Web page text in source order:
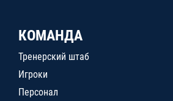
КОМАНДА
Тренерский штаб
Игроки
Персонал